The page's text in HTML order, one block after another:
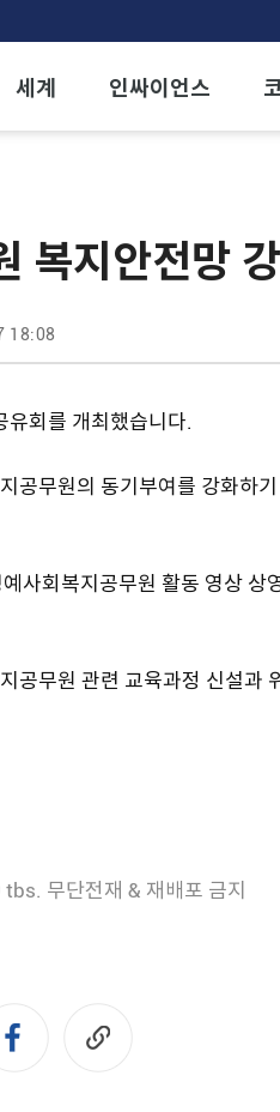
세계 인싸이언스
복지안전망
18:08
유회를 개최했습니다.
공무원의 동기부여를 강화하
사회복지공무원 활동 영상 상
공무원 관련 교육과정 신설과
무단전재 & 재배포 금지